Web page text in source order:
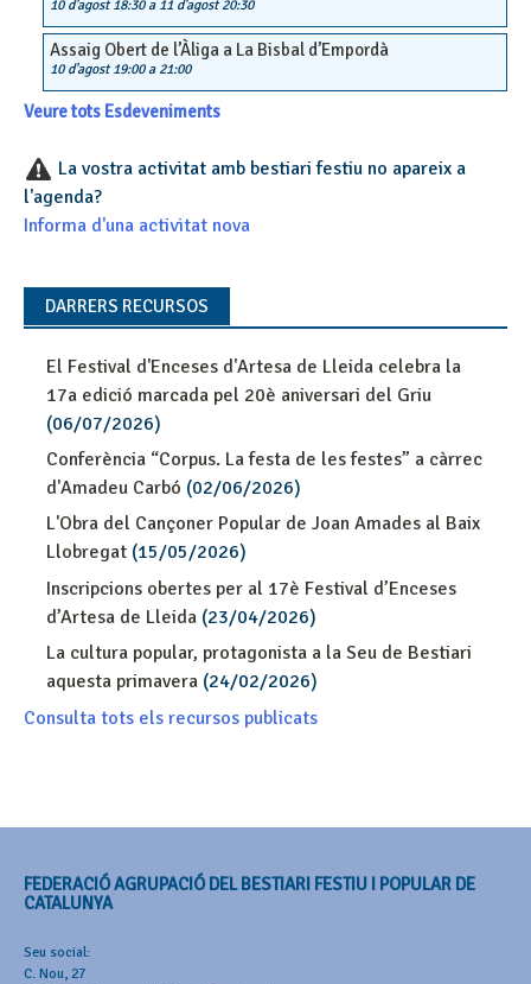
10 d'agost 18:30a 11 d'agost 20:30
Assaig Obert de l’Àliga a La Bisbal d’Empordà
10 d'agost 19:00a 21:00
Veure tots Esdeveniments
La vostra activitat amb bestiari festiu no apareix a
l'agenda?
Informa d'una activitat nova
DARRERS RECURSOS
El Festival d'Enceses d'Artesa de Lleida celebra la
17a edició marcada pel 20è aniversari del Griu
(06/07/2026)
Conferència “Corpus. La festa de les festes” a càrrec
d'Amadeu Carbó (02/06/2026)
L'Obra del Cançoner Popular de Joan Amades al Baix
Llobregat (15/05/2026)
Inscripcions obertes per al 17è Festival d’Enceses
d’Artesa de Lleida (23/04/2026)
La cultura popular, protagonista a la Seu de Bestiari
aquesta primavera (24/02/2026)
Consulta tots els recursos publicats
FEDERACIÓ AGRUPACIÓ DEL BESTIARI FESTIU I POPULAR DE
CATALUNYA
Seu social:
C. Nou, 27